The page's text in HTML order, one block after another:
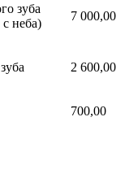
зуба
неба)
7 000,00
2 600,00
700,00